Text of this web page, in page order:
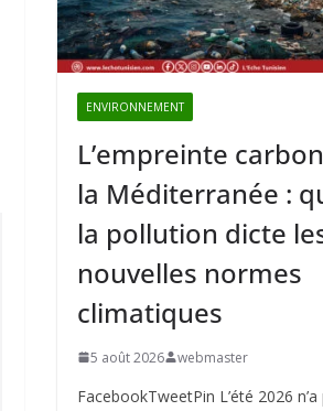
ENVIRONNEMENT
L’empreinte
la Méditerranée :
la pollution dicte
nouvelles normes
climatiques
5 août 2026 webmaster
FacebookTweetPin L’été 2026